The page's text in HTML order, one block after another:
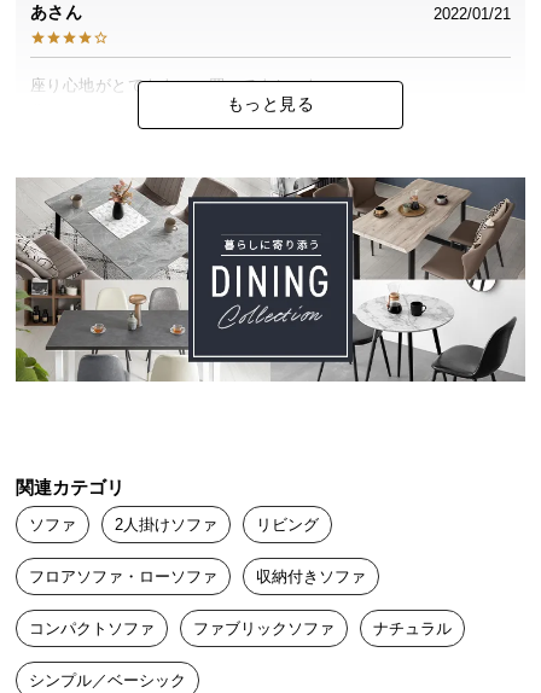
に
つ
て
型
商
品
の
配
送
に
つ
小
型
商
品
の
配
に
あ 2022/01/21
座り心地がとてもよい。買ってよかった。
背もたれは少し低いので確認が必要。
もっと見る
関連カテゴリ
ソファ 2人掛けソファ リビング
フロアソファ・ローソファ 収納付きソファ
コンパクトソファ ファブリックソファ ナチュラル
シンプル／ベーシック